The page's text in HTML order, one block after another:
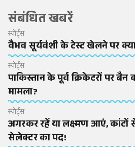
संबंधित खबरें
स्पोर्ट्स
वैभव सूर्यवंशी के टेस्ट खेलने पर
स्पोर्ट्स
पाकिस्तान के पूर्व क्रिकेटरों पर बैन
मामला?
स्पोर्ट्स
अगरकर रहें या लक्ष्मण आएं, कांटों
सेलेक्टर का पद!